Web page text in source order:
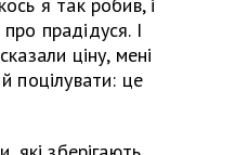
я так робив, і
прадідуся. І
ціну, мені
поцілувати: це